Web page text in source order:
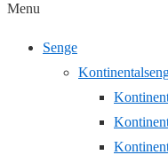
Menu
Senge